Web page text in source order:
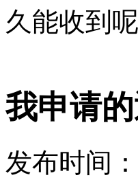
久能收到
我申请
发布时间